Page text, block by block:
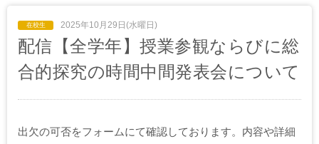
2025年10月29日(水曜日)
配信【全学年】授業参観ならびに総
合的探究の時間中間発表会について
出欠の可否をフォームにて確認しております。内容や詳細